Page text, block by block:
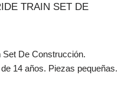
TRAIN SET DE
Set De Construcción.
14 años. Piezas pequeñas.